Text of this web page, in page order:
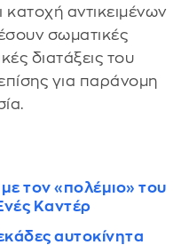
κατοχή αντικειμένων
σωματικές
διατάξεις του
για παράνομη
τον «πολέμιο» του
Καντέρ
αυτοκίνητα